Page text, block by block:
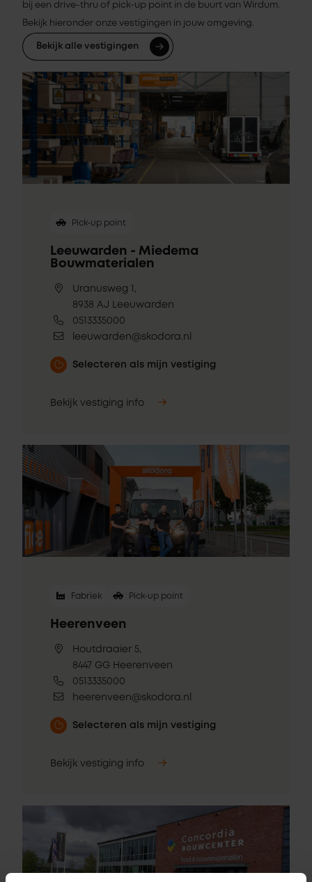
bij een drive-thru of pick-up point in de buurt van Wirdum.
Bekijk hieronder onze vestigingen in jouw omgeving.
Bekijk alle vestigingen
Pick-up point
Leeuwarden - Miedema
Bouwmaterialen
Uranusweg 1,
8938 AJ Leeuwarden
0513335000
leeuwarden@skodora.nl
Selecteren als mijn vestiging
Bekijk vestiging info
Fabriek Pick-up point
Heerenveen
Houtdraaier 5,
8447 GG Heerenveen
0513335000
heerenveen@skodora.nl
Selecteren als mijn vestiging
Bekijk vestiging info